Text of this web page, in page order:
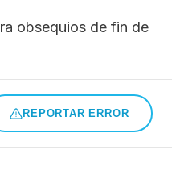
obsequios de fin de
REPORTAR ERROR